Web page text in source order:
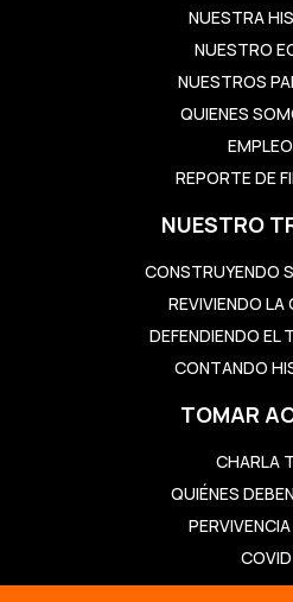
NUESTRA
NUESTRO
NUESTROS
QUIENES
REPORTE DE
NUESTRO
CONSTRUYENDO
REVIVIENDO LA
DEFENDIENDO EL
CONTANDO
TOMAR
CHARLA
QUIÉNES
COVID